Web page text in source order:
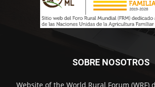
SOBRE NOSOTROS
Website of the World Rural Forum (WRF)